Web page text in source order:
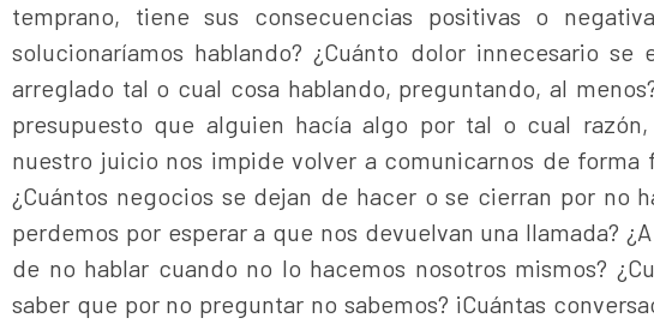
temprano, tiene sus consecuencias positivas o
solucionaríamos hablando? ¿Cuánto dolor innecesario se
arreglado tal o cual cosa hablando, preguntando, al
presupuesto que alguien hacía algo por tal o cual
nuestro juicio nos impide volver a comunicarnos de forma
¿Cuántos negocios se dejan de hacer o se cierran por no
perdemos por esperar a que nos devuelvan una llamada?
de no hablar cuando no lo hacemos nosotros mismos?
saber que por no preguntar no sabemos? ¡Cuántas